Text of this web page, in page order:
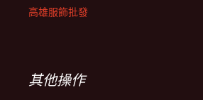
高雄服飾批發
其他操作